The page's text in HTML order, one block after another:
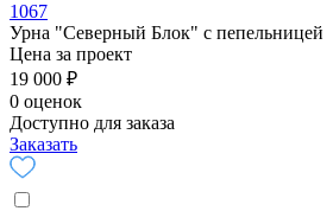
1067
Урна "Северный Блок" с пепельницей
Цена за проект
19 000 ₽
0 оценок
Доступно для заказа
Заказать